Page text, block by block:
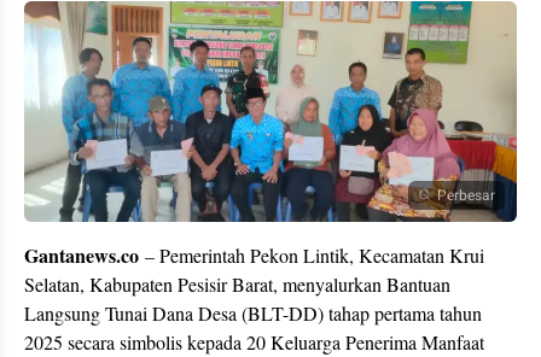
Perbesar
Gantanews.co – Pemerintah Pekon Lintik, Kecamatan Krui
Selatan, Kabupaten Pesisir Barat, menyalurkan Bantuan
Langsung Tunai Dana Desa (BLT-DD) tahap pertama tahun
2025 secara simbolis kepada 20 Keluarga Penerima Manfaat